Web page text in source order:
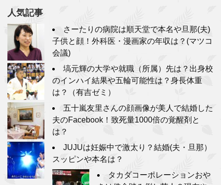
人気記事
さーたりの病院は順天堂で本名や旦那(夫)
子供と顔！外科医・漫画家の年収は？(マツコ
会議)
塙元輝の大学や就職（所属）先は？出身校
のインハイ結果や五輪可能性は？身長体重
は？（有吉ゼミ）
五十嵐友里さんの顔画像が美人で結婚した
夫のFacebook！致死量1000倍の覚醒剤と
は？
JUJUは妊娠中で激太り？結婚(夫・旦那）
スッピンや本名は？
タカダコーポレーションおや